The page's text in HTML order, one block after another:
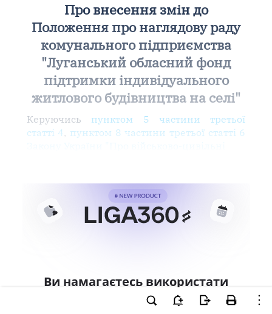
Про внесення змін до
Положення про наглядову раду
комунального підприємства
"Луганський обласний фонд
підтримки індивідуального
житлового будівництва на селі"
Керуючись пунктом 5 частини третьої
статті 4, пунктом 8 частини третьої статті 6
Ви намагаєтесь використати
інструменти для професійної
роботи з документом.